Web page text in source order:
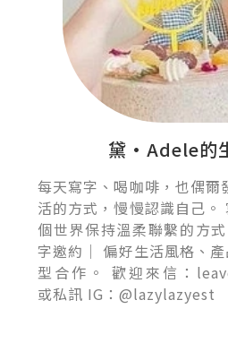
黛•Adele的
每天寫字、喝咖啡，也偶爾
活的方式，慢慢認識自己。
個世界保持溫柔聯繫的方
字邀約｜ 偏好生活風格、
型合作。 歡迎來信：
或私訊 IG：@lazylazyest